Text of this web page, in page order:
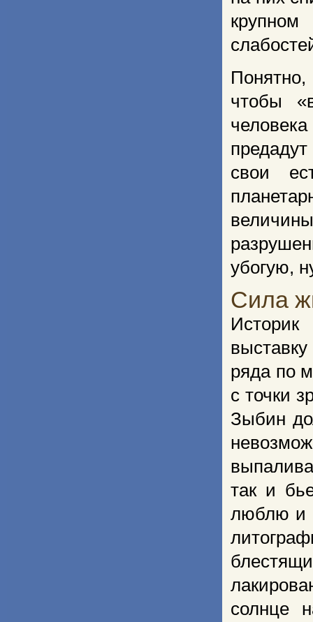
Понятно,
чтобы
свои
убогую,
Сила
ряда по
с точки
Зыбин
так и
люблю и
солнце